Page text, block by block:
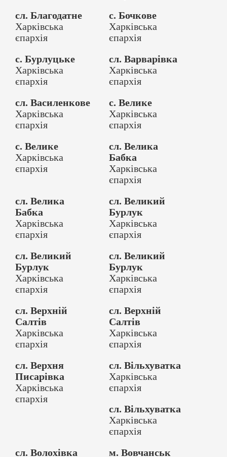
сл. Благодатне
Харківська
єпархія
с. Бочкове
Харківська
єпархія
с. Бурлуцьке
Харківська
єпархія
сл. Варварівка
Харківська
єпархія
сл. Василенкове
Харківська
єпархія
с. Велике
Харківська
єпархія
с. Велике
Харківська
єпархія
сл. Велика
Бабка
Харківська
єпархія
сл. Велика
Бабка
Харківська
єпархія
сл. Великий
Бурлук
Харківська
єпархія
сл. Великий
Бурлук
Харківська
єпархія
сл. Великий
Бурлук
Харківська
єпархія
сл. Верхній
Салтів
Харківська
єпархія
сл. Верхній
Салтів
Харківська
єпархія
сл. Верхня
Писарівка
Харківська
єпархія
сл. Вільхуватка
Харківська
єпархія
сл. Вільхуватка
Харківська
єпархія
сл. Волохівка
м. Вовчанськ